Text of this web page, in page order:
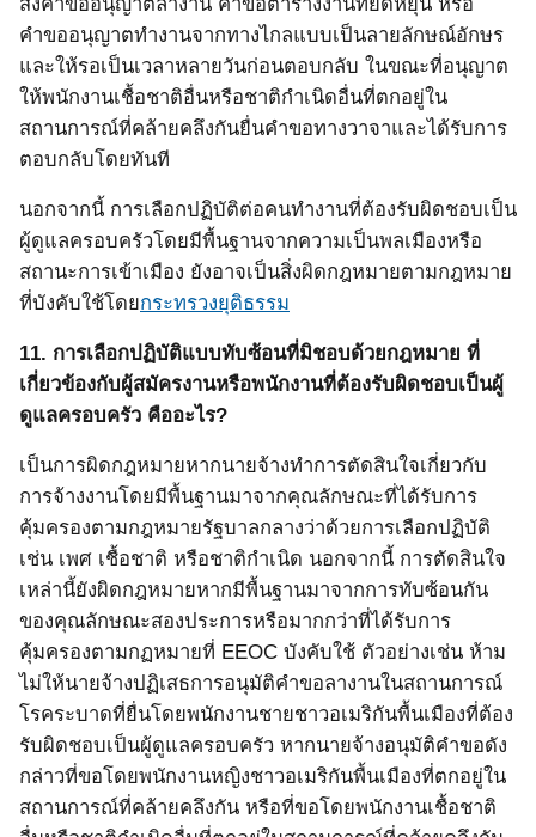
คำขออนุญาตทำงานจากทางไกลแบบเป็นลายลักษณ์อักษร
และให้รอเป็นเวลาหลายวันก่อนตอบกลับ ในขณะที่อนุญาต
ให้พนักงานเชื้อชาติอื่นหรือชาติกำเนิดอื่นที่ตกอยู่ใน
สถานการณ์ที่คล้ายคลึงกันยื่นคำขอทางวาจาและได้รับการ
ตอบกลับโดยทันที
นอกจากนี้ การเลือกปฏิบัติต่อคนทำงานที่ต้องรับผิดชอบเป็น
ผู้ดูแลครอบครัวโดยมีพื้นฐานจากความเป็นพลเมืองหรือ
สถานะการเข้าเมือง ยังอาจเป็นสิ่งผิดกฎหมายตามกฎหมาย
ที่บังคับใช้โดยกระทรวงยุติธรรม
11. การเลือกปฏิบัติแบบทับซ้อนที่มิชอบด้วยกฎหมาย ที่
เกี่ยวข้องกับผู้สมัครงานหรือพนักงานที่ต้องรับผิดชอบเป็นผู้
ดูแลครอบครัว คืออะไร?
เป็นการผิดกฎหมายหากนายจ้างทำการตัดสินใจเกี่ยวกับ
การจ้างงานโดยมีพื้นฐานมาจากคุณลักษณะที่ได้รับการ
คุ้มครองตามกฎหมายรัฐบาลกลางว่าด้วยการเลือกปฏิบัติ
เช่น เพศ เชื้อชาติ หรือชาติกำเนิด นอกจากนี้ การตัดสินใจ
เหล่านี้ยังผิดกฎหมายหากมีพื้นฐานมาจากการทับซ้อนกัน
ของคุณลักษณะสองประการหรือมากกว่าที่ได้รับการ
คุ้มครองตามกฏหมายที่ EEOC บังคับใช้ ตัวอย่างเช่น ห้าม
ไม่ให้นายจ้างปฏิเสธการอนุมัติคำขอลางานในสถานการณ์
โรคระบาดที่ยื่นโดยพนักงานชายชาวอเมริกันพื้นเมืองที่ต้อง
รับผิดชอบเป็นผู้ดูแลครอบครัว หากนายจ้างอนุมัติคำขอดัง
กล่าวที่ขอโดยพนักงานหญิงชาวอเมริกันพื้นเมืองที่ตกอยู่ใน
สถานการณ์ที่คล้ายคลึงกัน หรือที่ขอโดยพนักงานเชื้อชาติ